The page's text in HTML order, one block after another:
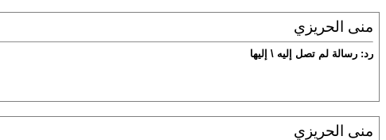
منى الحريزي
رد: رسالة لم تصل إليه \ إليها
منى الحريزي